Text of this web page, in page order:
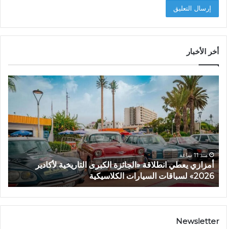
أخر الأخبار
أمزازي
يعطي
انطلاقة
«الجائزة
الكبرى
التاريخية
لأكادير
2026»
لسباقات
السيارات
الكلاسيكية
منذ 11 ساعة
أمزازي يعطي انطلاقة «الجائزة الكبرى التاريخية لأكادير
2026» لسباقات السيارات الكلاسيكية
أن
Newsletter